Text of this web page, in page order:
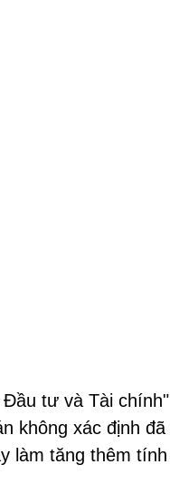
tư và Tài chính"
không xác định đã
làm tăng thêm tính